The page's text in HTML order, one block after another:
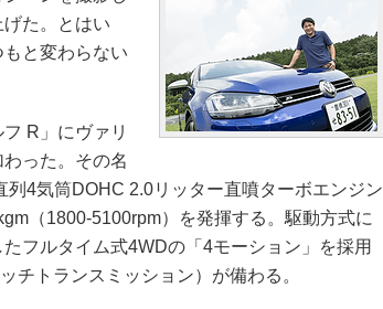
た。とはい
と変わらない
R」にヴァリ
った。その名
列4気筒DOHC 2.0リッター直噴ターボエンジン
（1800-5100rpm）を発揮する。駆動方式に
フルタイム式4WDの「4モーション」を採用
チトランスミッション）が備わる。